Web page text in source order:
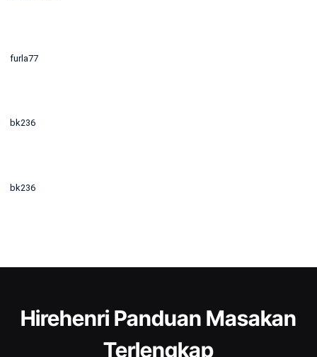
furla77
bk236
bk236
Hirehenri Panduan Masakan
Terlengkap